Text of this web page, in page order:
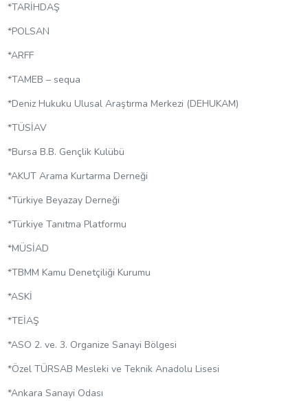
*TARİHDAŞ
*POLSAN
*ARFF
*TAMEB – sequa
*Deniz Hukuku Ulusal Araştırma Merkezi (DEHUKAM)
*TÜSİAV
*Bursa B.B. Gençlik Kulübü
*AKUT Arama Kurtarma Derneği
*Türkiye Beyazay Derneği
*Türkiye Tanıtma Platformu
*MÜSİAD
*TBMM Kamu Denetçiliği Kurumu
*ASKİ
*TEİAŞ
*ASO 2. ve. 3. Organize Sanayi Bölgesi
*Özel TÜRSAB Mesleki ve Teknik Anadolu Lisesi
*Ankara Sanayi Odası